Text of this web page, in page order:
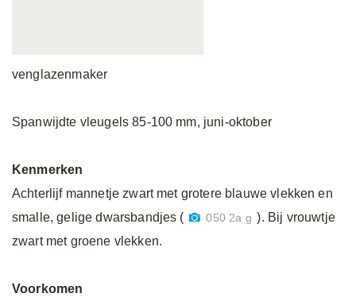
venglazenmaker
Spanwijdte vleugels 85-100 mm, juni-oktober
Kenmerken
Achterlijf mannetje zwart met grotere blauwe vlekken en
smalle, gelige dwarsbandjes (
050 2a g ). Bij vrouwtje
zwart met groene vlekken.
Voorkomen